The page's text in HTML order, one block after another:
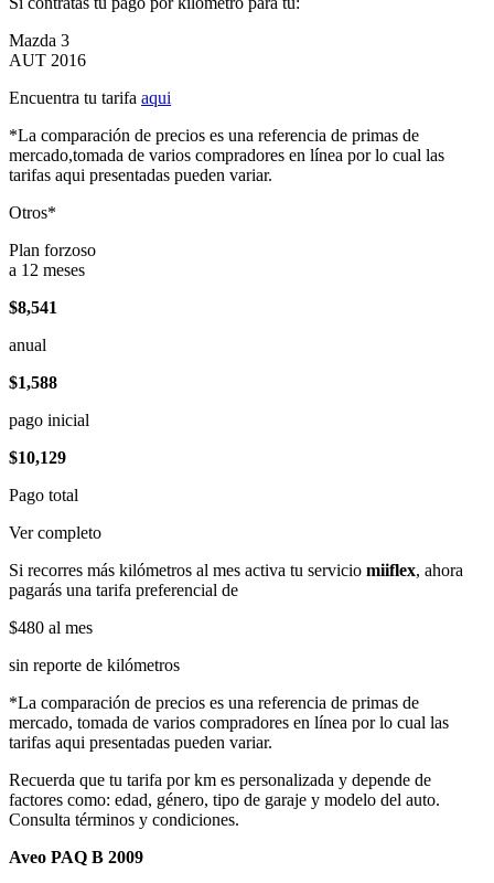
Mazda 3
AUT 2016
Encuentra tu tarifa aqui
*La comparación de precios es una referencia de primas de
mercado,tomada de varios compradores en línea por lo cual las
tarifas aqui presentadas pueden variar.
Otros*
Plan forzoso
a 12 meses
$8,541
anual
$1,588
pago inicial
$10,129
Pago total
Ver completo
Si recorres más kilómetros al mes activa tu servicio miiflex, ahora
pagarás una tarifa preferencial de
$480 al mes
sin reporte de kilómetros
*La comparación de precios es una referencia de primas de
mercado, tomada de varios compradores en línea por lo cual las
tarifas aqui presentadas pueden variar.
Recuerda que tu tarifa por km es personalizada y depende de
factores como: edad, género, tipo de garaje y modelo del auto.
Consulta términos y condiciones.
Aveo PAQ B 2009